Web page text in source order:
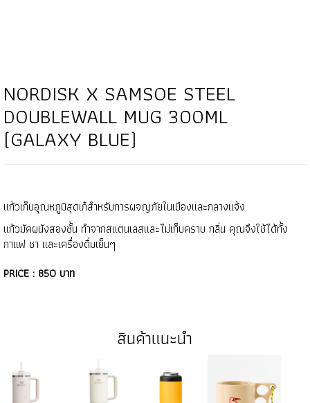
NORDISK X SAMSOE STEEL
DOUBLEWALL MUG 300ML
(GALAXY BLUE)
แก้วเก็บอุณหภูมิสุดเก๋สำหรับการผจญภัยในเมืองและกลางแจ้ง
แก้วมัคผนังสองชั้น ทำจากสแตนเลสและไม่เก็บคราบ กลิ่น คุณจึงใช้ได้ทั้ง
กาแฟ ชา และเครื่องดื่มเย็นๆ
PRICE : 850 บาท
สินค้าแนะนำ